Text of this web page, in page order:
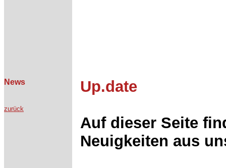
News
zurück
Up.date
Auf dieser Seite
Neuigkeiten aus